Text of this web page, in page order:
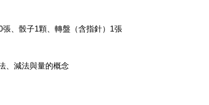
、骰子1顆、轉盤（含指針）1張
、減法與量的概念